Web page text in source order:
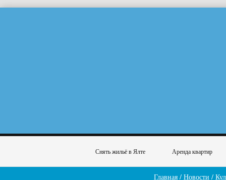
Снять жильё в Ялте Аренда квартир
Главная / Новости /